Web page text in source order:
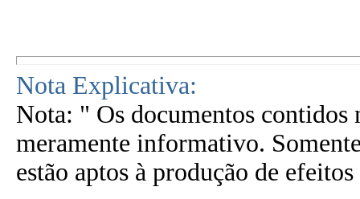
Nota Explicativa:
Nota: " Os documentos contidos
meramente informativo.
estão aptos à produção de